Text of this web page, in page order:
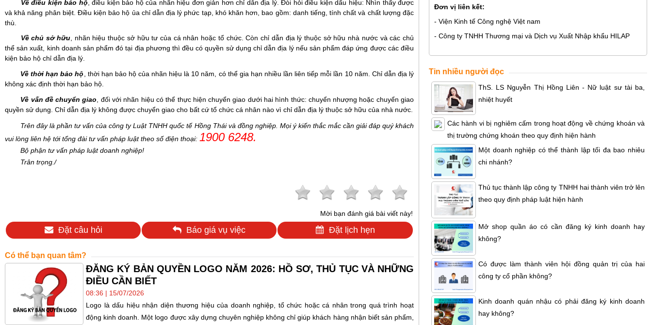
Về điều kiện bảo hộ điều kiện bảo hộ của nhãn hiệu đơn giản hơn chỉ dẫn địa lý. Đòi hỏi điều kiện dấu hiệu: Nhìn thấy được
và khả năng phân biệt. Điều kiện bảo hộ ủa chỉ dẫn địa lý phức tạp, khó khăn hơn, bao gồm: danh tiếng, tính chất và chất lượng đặc
thù.
Về chủ sở hữu, nhãn hiệu thuộc sở hữu tư của cá nhân hoặc tổ chức. Còn chỉ dẫn địa lý thuộc sở hữu nhà nước và các chủ
thể sản xuất, kinh doanh sản phẩm đó tại địa phương thì đều có quyền sử dụng chỉ dẫn địa lý nếu sản phẩm đáp ứng được các điều
kiện bảo hộ chỉ dẫn địa lý.
Về thời hạn bảo hộ
thời hạn bảo hộ của nhãn hiệu là 10 năm, có thể gia hạn nhiều lần liên tiếp mỗi lần 10 năm. Chỉ dẫn địa lý
không xác định thời hạn bảo hộ.
Về vấn đề chuyển giao
đối với nhãn hiệu có thể thực hiện chuyển giao dưới hai hình thức: chuyển nhượng hoặc chuyển giao
quyền sử dụng. Chỉ dẫn địa lý không được chuyển giao cho bất cứ tổ chức cá nhân nào vì chỉ dẫn địa lý thuộc sở hữu của nhà nước.
Trên đây là phần tư vấn của công ty Luật TNHH quốc tế Hồng Thái và đồng nghiệp. Mọi ý kiến thắc mắc cần giải đáp quý khách
vui lòng liên hệ tới tổng đài tư vấn pháp luật theo số điện thoại: 1900 6248.
Bộ phận tư vấn pháp luật doanh nghiệp!
Trân trọng./
Mời bạn đánh giá bài viết này!
Đặt câu hỏi Báo giá vụ việc Đặt lịch hẹn
Có thể bạn quan tâm?
ĐĂNG KÝ BẢN QUYỀN LOGO NĂM 2026: HỒ SƠ, THỦ TỤC VÀ NHỮNG
ĐIỀU CẦN BIẾT
08:36 | 15/07/2026
Logo là dấu hiệu nhận diện thương hiệu của doanh nghiệp, tổ chức hoặc cá nhân trong quá trình hoạt
động kinh doanh. Một logo được xây dựng chuyên nghiệp không chỉ giúp khách hàng nhận biết sản phẩm,
Đơn vị liên kết:
- Viện Kinh tế Công nghệ Việt nam
- Công ty TNHH Thương mại và Dịch vụ Xuất Nhập khẩu HILAP
Tin nhiều người đọc
ThS. LS Nguyễn Thị Hồng Liên - Nữ luật sư tài ba,
nhiệt huyết
Các hành vi bị nghiêm cấm trong hoạt động về chứng khoán và
thị trường chứng khoán theo quy định hiện hành
Một doanh nghiệp có thể thành lập tối đa bao nhiêu
chi nhánh?
Thủ tục thành lập công ty TNHH hai thành viên trở lên
theo quy định pháp luật hiện hành
Mở shop quần áo có cần đăng ký kinh doanh hay
không?
Có được làm thành viên hội đồng quản trị của hai
công ty cổ phần không?
Kinh doanh quán nhậu có phải đăng ký kinh doanh
hay không?